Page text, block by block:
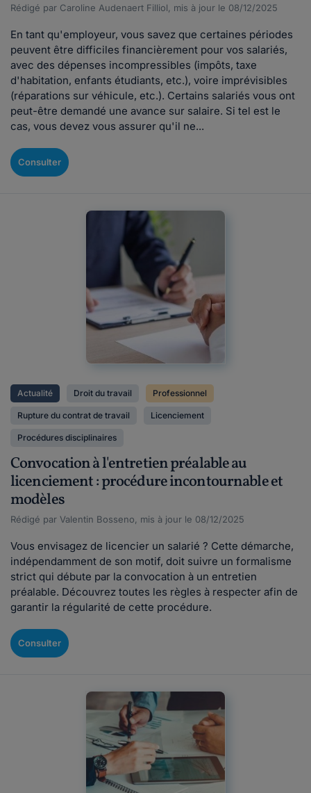
Rédigé par Caroline Audenaert Filliol, mis à jour le 08/12/2025
En tant qu'employeur, vous savez que certaines périodes
peuvent être difficiles financièrement pour vos salariés,
avec des dépenses incompressibles (impôts, taxe
d'habitation, enfants étudiants, etc.), voire imprévisibles
(réparations sur véhicule, etc.). Certains salariés vous ont
peut-être demandé une avance sur salaire. Si tel est le
cas, vous devez vous assurer qu'il ne...
Consulter
Actualité Droit du travail Professionnel
Rupture du contrat de travail Licenciement
Procédures disciplinaires
Convocation à l'entretien préalable au
licenciement : procédure incontournable et
modèles
Rédigé par Valentin Bosseno, mis à jour le 08/12/2025
Vous envisagez de licencier un salarié ? Cette démarche,
indépendamment de son motif, doit suivre un formalisme
strict qui débute par la convocation à un entretien
préalable. Découvrez toutes les règles à respecter afin de
garantir la régularité de cette procédure.
Consulter